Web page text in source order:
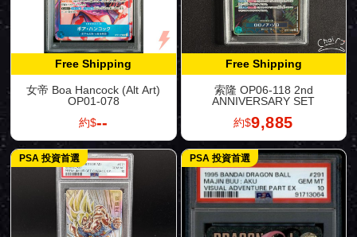
Free Shipping
女帝 Boa Hancock (Alt Art)
OP01-078
約$--
Free Shipping
索隆 OP06-118 2nd
ANNIVERSARY SET
約$9,885
PSA 投資首選 PSA 投資首選